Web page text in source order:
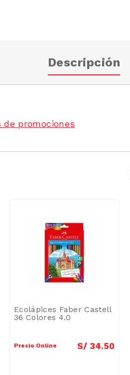
Descripción
de promociones
Ecolápices Faber Castell
36 Colores 4.0
Precio Online S/ 34.50